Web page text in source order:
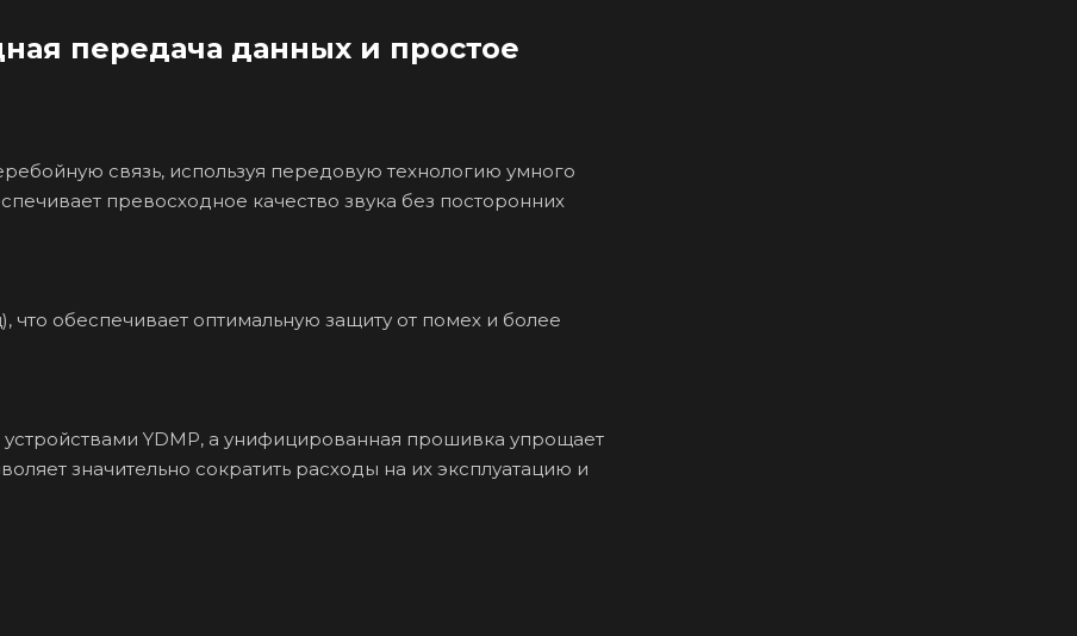
передача данных и простое
связь, используя передовую технологию умного
превосходное качество звука без посторонних
что обеспечивает оптимальную защиту от помех и более
YDMP, а унифицированная прошивка упрощает
значительно сократить расходы на их эксплуатацию и